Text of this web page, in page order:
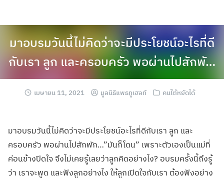
มาอบรมวันนี้ไม่คิดว่าจะมีประโยชน์อะไรที่ดี
กับเรา ลูก และครอบครัว พอผ่านไปสักพั…
เมษายน 11, 2021 มูลนิธิแพธทูเฮลท์ คนใต้หยัดได้
มาอบรมวันนี้ไม่คิดว่าจะมีประโยชน์อะไรที่ดีกับเรา ลูก และ
ครอบครัว พอผ่านไปสักพัก…”มันก็โดน” เพราะตัวเองเป็นแม่ที่
ค่อนข้างปิดใจ จึงไม่เคยรู้เลยว่าลูกคิดอย่างไง? อบรมครั้งนี้ถึงรู้
ว่า เราจะพูด และฟังลูกอย่างไง ให้ลูกเปิดใจกับเรา ต้องฟังอย่าง